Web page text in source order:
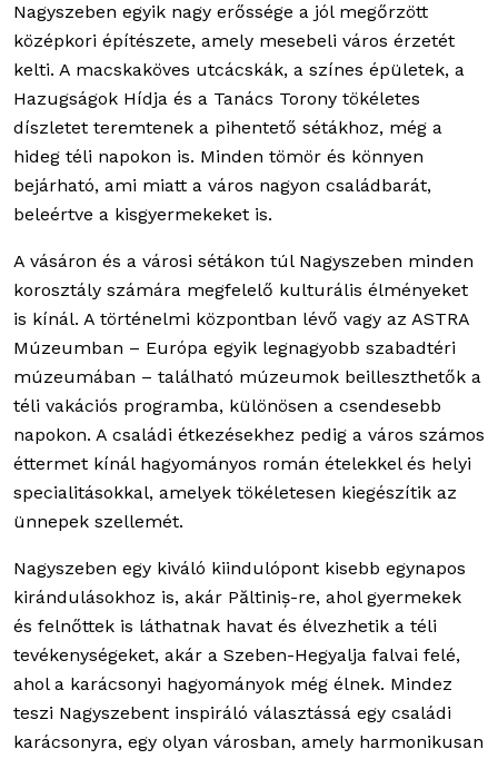
Nagyszeben egyik nagy erőssége a jól megőrzött
középkori építészete, amely mesebeli város érzetét
kelti. A macskaköves utcácskák, a színes épületek, a
Hazugságok Hídja és a Tanács Torony tökéletes
díszletet teremtenek a pihentető sétákhoz, még a
hideg téli napokon is. Minden tömör és könnyen
bejárható, ami miatt a város nagyon családbarát,
beleértve a kisgyermekeket is.
A vásáron és a városi sétákon túl Nagyszeben minden
korosztály számára megfelelő kulturális élményeket
is kínál. A történelmi központban lévő vagy az ASTRA
Múzeumban – Európa egyik legnagyobb szabadtéri
múzeumában – található múzeumok beilleszthetők a
téli vakációs programba, különösen a csendesebb
napokon. A családi étkezésekhez pedig a város számos
éttermet kínál hagyományos román ételekkel és helyi
specialitásokkal, amelyek tökéletesen kiegészítik az
ünnepek szellemét.
Nagyszeben egy kiváló kiindulópont kisebb egynapos
kirándulásokhoz is, akár Păltiniș-re, ahol gyermekek
és felnőttek is láthatnak havat és élvezhetik a téli
tevékenységeket, akár a Szeben-Hegyalja falvai felé,
ahol a karácsonyi hagyományok még élnek. Mindez
teszi Nagyszebent inspiráló választássá egy családi
karácsonyra, egy olyan városban, amely harmonikusan